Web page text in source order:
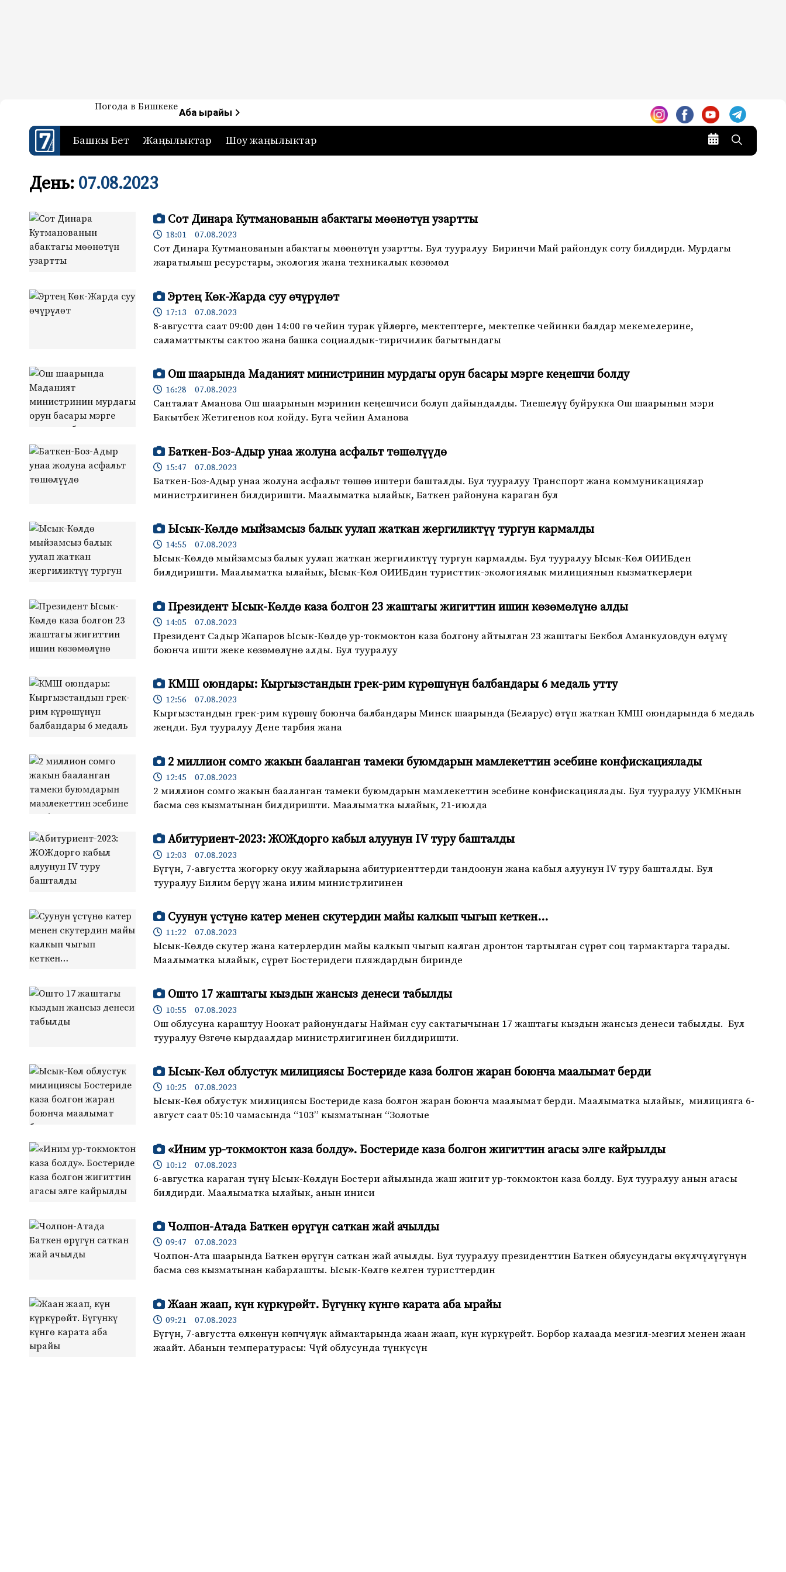
7-канал. Жаңылыктар — Кыргызстан
Жаңылыктар — Кыргызстан
Погода в БишкекеАба ырайы
Башкы Бет Жаңылыктар Шоу жаңылыктар
День: 07.08.2023
Сот Динара Кутманованын абактагы мөөнөтүн узартты
18:01 07.08.2023
Сот Динара Кутманованын абактагы мөөнөтүн узартты. Бул тууралуу Биринчи Май райондук соту билдирди. Мурдагы
жаратылыш ресурстары, экология жана техникалык көзөмөл
Эртең Көк-Жарда суу өчүрүлөт
17:13 07.08.2023
8-августта саат 09:00 дөн 14:00 гө чейин турак үйлөргө, мектептерге, мектепке чейинки балдар мекемелерине,
саламаттыкты сактоо жана башка социалдык-тиричилик багытындагы
Ош шаарында Маданият министринин мурдагы орун басары мэрге кеңешчи болду
16:28 07.08.2023
Санталат Аманова Ош шаарынын мэринин кеңешчиси болуп дайындалды. Тиешелүү буйрукка Ош шаарынын мэри
Бакытбек Жетигенов кол койду. Буга чейин Аманова
Баткен-Боз-Адыр унаа жолуна асфальт төшөлүүдө
15:47 07.08.2023
Баткен-Боз-Адыр унаа жолуна асфальт төшөө иштери башталды. Бул тууралуу Транспорт жана коммуникациялар
министрлигинен билдиришти. Маалыматка ылайык, Баткен районуна караган бул
Ысык-Көлдө мыйзамсыз балык уулап жаткан жергиликтүү тургун кармалды
14:55 07.08.2023
Ысык-Көлдө мыйзамсыз балык уулап жаткан жергиликтүү тургун кармалды. Бул тууралуу Ысык-Көл ОИИБден
билдиришти. Маалыматка ылайык, Ысык-Көл ОИИБдин туристтик-экологиялык милициянын кызматкерлери
Президент Ысык-Көлдө каза болгон 23 жаштагы жигиттин ишин көзөмөлүнө алды
14:05 07.08.2023
Президент Садыр Жапаров Ысык-Көлдө ур-токмоктон каза болгону айтылган 23 жаштагы Бекбол Аманкуловдун өлүмү
боюнча ишти жеке көзөмөлүнө алды. Бул тууралуу
КМШ оюндары: Кыргызстандын грек-рим күрөшүнүн балбандары 6 медаль утту
12:56 07.08.2023
Кыргызстандын грек-рим күрөшү боюнча балбандары Минск шаарында (Беларус) өтүп жаткан КМШ оюндарында 6 медаль
жеңди. Бул тууралуу Дене тарбия жана
2 миллион сомго жакын бааланган тамеки буюмдарын мамлекеттин эсебине конфискациялады
12:45 07.08.2023
2 миллион сомго жакын бааланган тамеки буюмдарын мамлекеттин эсебине конфискациялады. Бул тууралуу УКМКнын
басма сөз кызматынан билдиришти. Маалыматка ылайык, 21-июлда
Абитуриент-2023: ЖОЖдорго кабыл алуунун IV туру башталды
12:03 07.08.2023
Бүгүн, 7-августта жогорку окуу жайларына абитуриенттерди тандоонун жана кабыл алуунун IV туру башталды. Бул
тууралуу Билим берүү жана илим министрлигинен
Суунун үстүнө катер менен скутердин майы калкып чыгып кеткен…
11:22 07.08.2023
Ысык-Көлдө скутер жана катерлердин майы калкып чыгып калган дронтон тартылган сүрөт соц тармактарга тарады.
Маалыматка ылайык, сүрөт Бостеридеги пляждардын биринде
Ошто 17 жаштагы кыздын жансыз денеси табылды
10:55 07.08.2023
Ош облусуна караштуу Ноокат районундагы Найман суу сактагычынан 17 жаштагы кыздын жансыз денеси табылды. Бул
тууралуу Өзгөчө кырдаалдар министрлигигинен билдиришти.
Ысык-Көл облустук милициясы Бостериде каза болгон жаран боюнча маалымат берди
10:25 07.08.2023
Ысык-Көл облустук милициясы Бостериде каза болгон жаран боюнча маалымат берди. Маалыматка ылайык, милицияга 6-
август саат 05:10 чамасында “103” кызматынан “Золотые
«Иним ур-токмоктон каза болду». Бостериде каза болгон жигиттин агасы элге кайрылды
10:12 07.08.2023
6-августка караган түнү Ысык-Көлдүн Бостери айылында жаш жигит ур-токмоктон каза болду. Бул тууралуу анын агасы
билдирди. Маалыматка ылайык, анын иниси
Чолпон-Атада Баткен өрүгүн саткан жай ачылды
09:47 07.08.2023
Чолпон-Ата шаарында Баткен өрүгүн саткан жай ачылды. Бул тууралуу президенттин Баткен облусундагы өкүлчүлүгүнүн
басма сөз кызматынан кабарлашты. Ысык-Көлгө келген туристтердин
Жаан жаап, күн күркүрөйт. Бүгүнкү күнгө карата аба ырайы
09:21 07.08.2023
Бүгүн, 7-августта өлкөнүн көпчүлүк аймактарында жаан жаап, күн күркүрөйт. Борбор калаада мезгил-мезгил менен жаан
жаайт. Абанын температурасы: Чүй облусунда түнкүсүн